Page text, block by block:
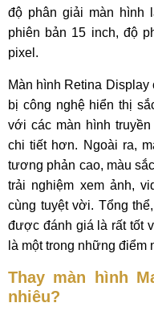
độ phân giải màn hình
phiên bản 15 inch, độ
pixel.
Màn hình Retina
bị công nghệ hiển thị
với các màn hình
chi tiết hơn. Ngoài ra,
tương phản cao, màu
trải nghiệm xem ảnh,
cùng tuyệt vời. Tổng
được đánh giá là rất tốt
là một trong những điểm
Thay màn hình
nhiêu?